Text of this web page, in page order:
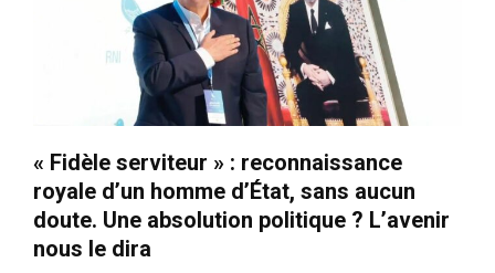
« Fidèle serviteur » : reconnaissance
royale d’un homme d’État, sans aucun
doute. Une absolution politique ? L’avenir
nous le dira